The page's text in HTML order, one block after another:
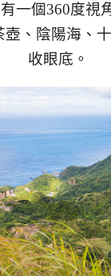
一個360度視
壺、陰陽海、
收眼底。